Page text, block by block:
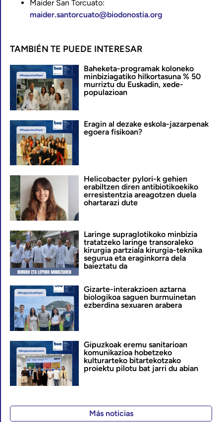
Maider San Torcuato:
maider.santorcuato@biodonostia.org
TAMBIÉN TE PUEDE INTERESAR
Baheketa-programak koloneko
minbiziagatiko hilkortasuna % 50
murriztu du Euskadin, xede-
populazioan
Eragin al dezake eskola-jazarpenak
egoera fisikoan?
Helicobacter pylori-k gehien
erabiltzen diren antibiotikoekiko
erresistentzia areagotzen duela
ohartarazi dute
Laringe supraglotikoko minbizia
tratatzeko laringe transoraleko
kirurgia partziala kirurgia-teknika
segurua eta eraginkorra dela
baieztatu da
Gizarte-interakzioen aztarna
biologikoa saguen burmuinetan
ezberdina sexuaren arabera
Gipuzkoak eremu sanitarioan
komunikazioa hobetzeko
kulturarteko bitartekotzako
proiektu pilotu bat jarri du abian
Más noticias